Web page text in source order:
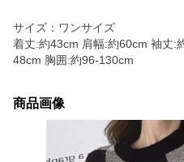
サイズ：ワンサイズ
着丈:約43cm 肩幅:約60cm 袖丈:
48cm 胸囲:約96-130cm
商品画像